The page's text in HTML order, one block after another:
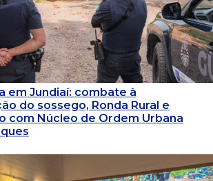
em Jundiaí: combate à
do sossego, Ronda Rural e
com Núcleo de Ordem Urbana